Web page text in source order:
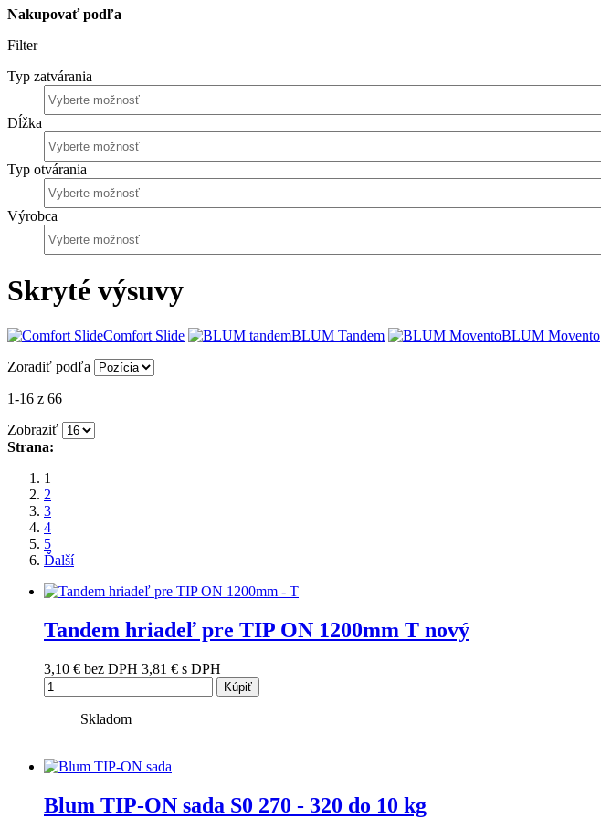
Nakupovať podľa
Filter
Typ zatvárania
Dĺžka
Typ otvárania
Výrobca
Skryté výsuvy
Comfort Slide BLUM Tandem
BLUM Movento
Zoradiť podľa
1-16 z 66
Zobraziť
Strana:
1
2
3
4
5
Ďalší
Tandem hriadeľ pre TIP ON 1200mm T nový
3,10 € bez DPH 3,81 € s DPH
Kúpiť
Skladom
Blum TIP-ON sada S0 270 - 320 do 10 kg